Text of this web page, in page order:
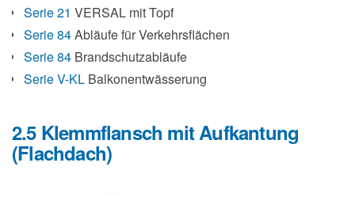
Serie 21 VERSAL mit Topf
Serie 84Abläufe für Verkehrsflächen
Serie 84 Brandschutzabläufe
Serie V-KL Balkonentwässerung
2.5 Klemmflansch mit Aufkantung
(Flachdach)